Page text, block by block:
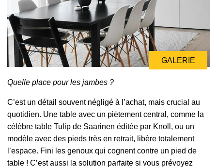
GALERIE
Quelle place pour les jambes ?
C’est un détail souvent négligé à l’achat, mais crucial au
quotidien. Une table avec un piètement central, comme la
célèbre table Tulip de Saarinen éditée par Knoll, ou un
modèle avec des pieds très en retrait, libère totalement
l’espace. Fini les genoux qui cognent contre un pied de
table ! C’est aussi la solution parfaite si vous prévoyez